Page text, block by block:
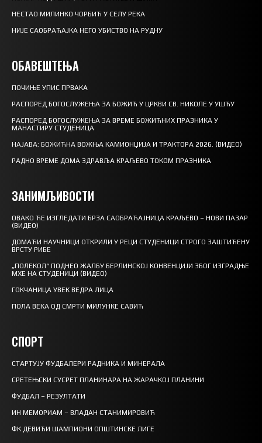
НЕСТАО МИЛИНКО ЧОРБИЋ У СЕЛУ РЕКА
НИЈЕ САОБРАЋАЈКА НЕГО УБИСТВО НА РУДНУ
ОБАВЕШТЕЊА
ПОЧИЊЕ УПИС ПРВАКА
РАСПОРЕД БОГОСЛУЖЕЊА ЗА БОЖИЋ У ЦРКВИ СВ. НИКОЛЕ У УШЋУ
РАСПОРЕД БОГОСЛУЖЕЊА ЗА ВРЕМЕ БОЖИЋНИХ ПРАЗНИКА У
МАНАСТИРУ СТУДЕНИЦА
НАЈАВА: БОЖИЋНА ВОЖЊА КАМИОНЏИЈА И ТРАКТОРА 2026. (ВИДЕО)
РАДНО ВРЕМЕ ДОМА ЗДРАВЉА КРАЉЕВО ТОКОМ ПРАЗНИКА
ЗАНИМЉИВОСТИ
ОВАКО ЋЕ ИЗГЛЕДАТИ БРЗА САОБРАЋАЈНИЦА КРАЉЕВО – НОВИ ПАЗАР
(ВИДЕО)
ДОМАЋИ НАУЧНИЦИ ОТКРИЛИ У РЕЦИ СТУДЕНИЦИ СТРОГО ЗАШТИЋЕНУ
ВРСТУ РИБЕ
„ПОЛЕКОЛ“ ПОДНЕО ЖАЛБУ БЕРЛИНСКОЈ КОНВЕНЦИЈИ ЗБОГ ИЗГРАДЊЕ
МХЕ НА СТУДЕНИЦИ (ВИДЕО)
ГОКЧАНИЦА УВЕК ВЕДРА ЛИЦА
ПОЛА ВЕКА ОД СМРТИ МИЛУНКЕ САВИЋ
СПОРТ
СТАРТУЈУ ФУДБАЛЕРИ РАДНИКА И МИНЕРАЛА
СРЕТЕЊСКИ СУСРЕТ ПЛАНИНАРА НА ЖАРАЧКОЈ ПЛАНИНИ
ФУДБАЛ – РЕЗУЛТАТИ
ИН МЕМОРИАМ – ВЛАДАН СТАНИМИРОВИЋ
ФК ДЕВИЋИ ШАМПИОНИ ОПШТИНСКЕ ЛИГЕ